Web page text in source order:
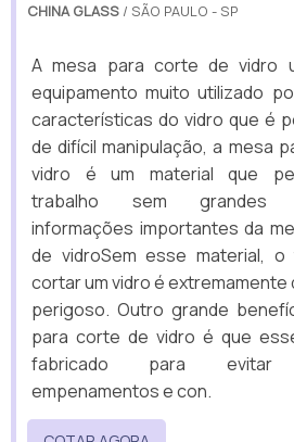
CHINA GLASS / SÃO PAULO - SP
A mesa para corte de vidro
equipamento muito utilizado
características do vidro que é
de difícil manipulação, a mesa
vidro é um material que
trabalho sem grandes
informações importantes da
de vidroSem esse material, o
cortar um vidro é extremamente
perigoso. Outro grande
para corte de vidro é que
fabricado para evitar
empenamentos e con.